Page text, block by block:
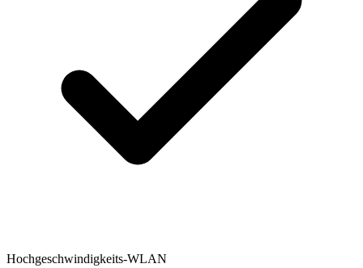
Hochgeschwindigkeits-WLAN